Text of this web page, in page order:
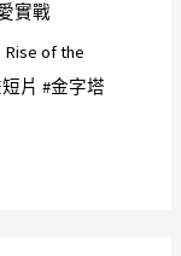
實戰
Rise of the
短片 #金字塔